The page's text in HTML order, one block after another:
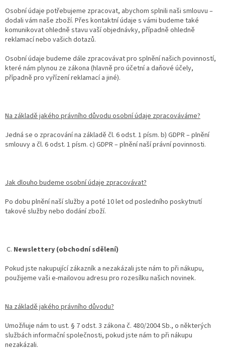
Osobní údaje potřebujeme zpracovat, abychom splnili naši smlouvu –
dodali vám naše zboží. Přes kontaktní údaje s vámi budeme také
komunikovat ohledně stavu vaší objednávky, případně ohledně
reklamací nebo vašich dotazů.
Osobní údaje budeme dále zpracovávat pro splnění našich povinností,
které nám plynou ze zákona (hlavně pro účetní a daňové účely,
případně pro vyřízení reklamací a jiné).
Na základě jakého právního důvodu osobní údaje zpracováváme?
Jedná se o zpracování na základě čl. 6 odst. 1 písm. b) GDPR – plnění
smlouvy a čl. 6 odst. 1 písm. c) GDPR – plnění naší právní povinnosti.
Jak dlouho budeme osobní údaje zpracovávat?
Po dobu plnění naší služby a poté 10 let od posledního poskytnutí
takové služby nebo dodání zboží.
C. Newslettery (obchodní sdělení)
Pokud jste nakupující zákazník a nezakázali jste nám to při nákupu,
použijeme vaši e-mailovou adresu pro rozesílku našich novinek.
Na základě jakého právního důvodu?
Umožňuje nám to ust. § 7 odst. 3 zákona č. 480/2004 Sb., o některých
službách informační společnosti, pokud jste nám to při nákupu
nezakázali.